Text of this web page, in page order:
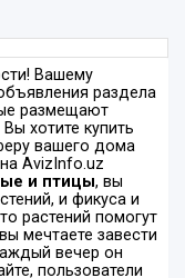
Вашему
раздела
размещают
хотите купить
вашего дома
AvizInfo.uz
и птицы, вы
и фикуса и
растений помогут
мечтаете завести
вечер он
пользователи